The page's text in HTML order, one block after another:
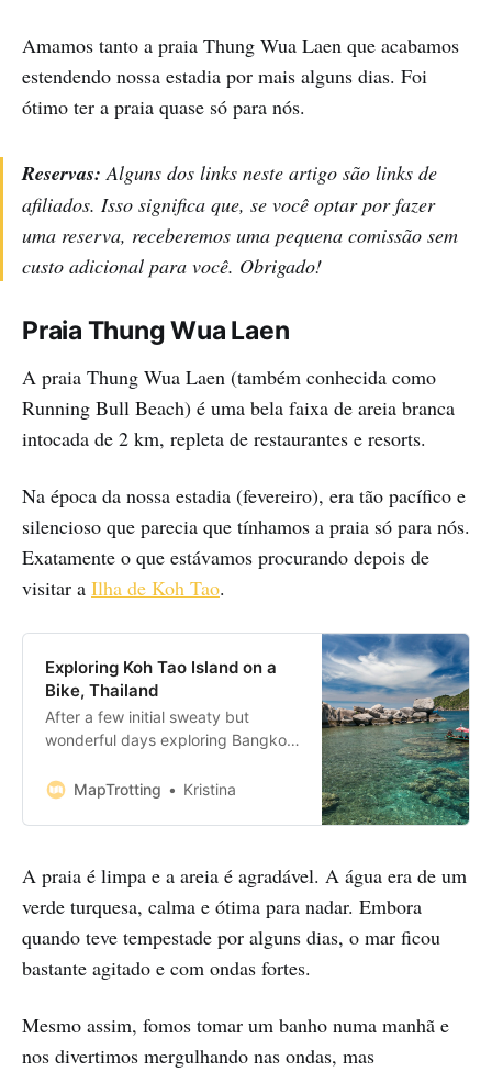
Amamos tanto a praia Thung Wua Laen que acabamos
estendendo nossa estadia por mais alguns dias. Foi
ótimo ter a praia quase só para nós.
Reservas: Alguns dos links neste artigo são links de
afiliados. Isso significa que, se você optar por fazer
uma reserva, receberemos uma pequena comissão sem
custo adicional para você. Obrigado!
Praia Thung Wua Laen
A praia Thung Wua Laen (também conhecida como
Running Bull Beach) é uma bela faixa de areia branca
intocada de 2 km, repleta de restaurantes e resorts.
Na época da nossa estadia (fevereiro), era tão pacífico e
silencioso que parecia que tínhamos a praia só para nós.
Exatamente o que estávamos procurando depois de
visitar a Ilha de Koh Tao.
Exploring Koh Tao Island on a
Bike, Thailand
After a few initial sweaty but
wonderful days exploring Bangkok,
head to the coast for some relaxing
our true SE Asia odyssey than on
see every time you Google
‘Thailand’, so after
MapTrotting Kristina
A praia é limpa e a areia é agradável. A água era de um
verde turquesa, calma e ótima para nadar. Embora
quando teve tempestade por alguns dias, o mar ficou
bastante agitado e com ondas fortes.
Mesmo assim, fomos tomar um banho numa manhã e
nos divertimos mergulhando nas ondas, mas